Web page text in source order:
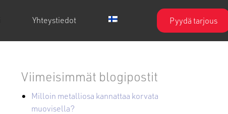
Yhteystiedot Pyydä tarjous
Viimeisimmät blogipostit
Milloin metalliosa kannattaa korvata
muovisella?